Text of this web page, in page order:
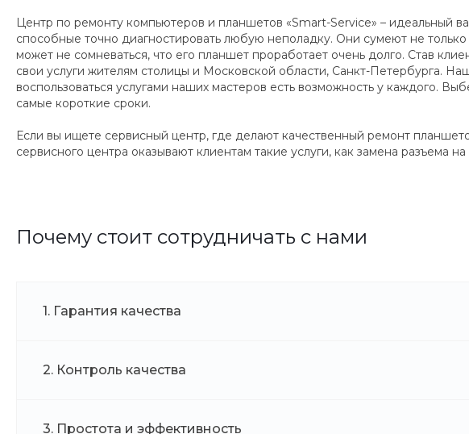
Центр по ремонту компьютеров и планшетов «Smart-Service» – идеальный
способные точно диагностировать любую неполадку. Они сумеют не
может не сомневаться, что его планшет проработает очень долго. Став
свои услуги жителям столицы и Московской области, Санкт-Петербурга.
воспользоваться услугами наших мастеров есть возможность у каждого.
самые короткие сроки.
Если вы ищете сервисный центр, где делают качественный ремонт
сервисного центра оказывают клиентам такие услуги, как замена разъема
Почему стоит сотрудничать с нами
1. Гарантия качества
2. Контроль качества
3. Простота и эффективность